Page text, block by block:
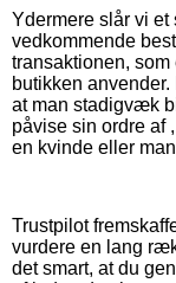
Ydermere slår vi et
vedkommende
transaktionen,
butikken
at man stadigvæk
påvise sin ordre af
en kvinde eller
Trustpilot
vurdere en lang
det smart, at du